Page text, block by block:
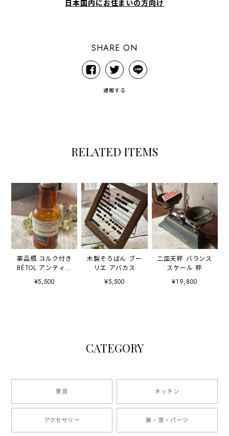
日本国内にお住まいの方向け
SHARE ON
通報する
RELATED ITEMS
薬品瓶 コルク付き
BÉTOL アンティー
クボトル
¥5,500
木製そろばん ブー
リエ アバカス
¥5,500
二皿天秤 バランス
スケール 秤
¥19,800
CATEGORY
家具 キッチン
アクセサリー 扉・窓・パーツ